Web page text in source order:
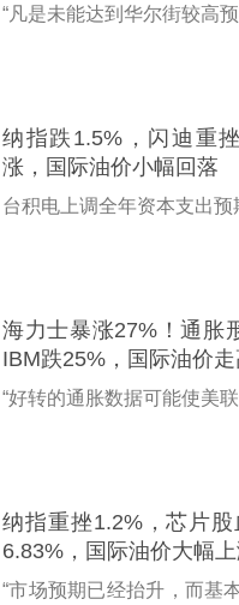
“凡是未能达到华尔街较高
纳指跌1.5%，闪迪重
涨，国际油价小幅回落
台积电上调全年资本支出预
海力士暴涨27%！通胀
IBM跌25%，国际油价走
“好转的通胀数据可能使美
纳指重挫1.2%，芯片
6.83%，国际油价大幅
“市场预期已经抬升，而基